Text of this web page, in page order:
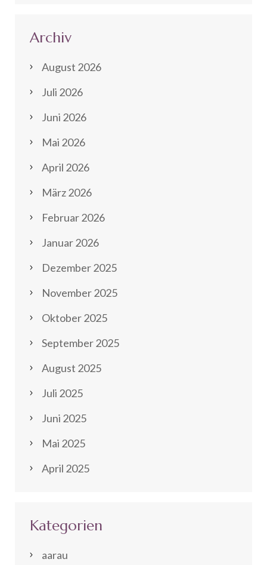
Archiv
August 2026
Juli 2026
Juni 2026
Mai 2026
April 2026
März 2026
Februar 2026
Januar 2026
Dezember 2025
November 2025
Oktober 2025
September 2025
August 2025
Juli 2025
Juni 2025
Mai 2025
April 2025
Kategorien
aarau